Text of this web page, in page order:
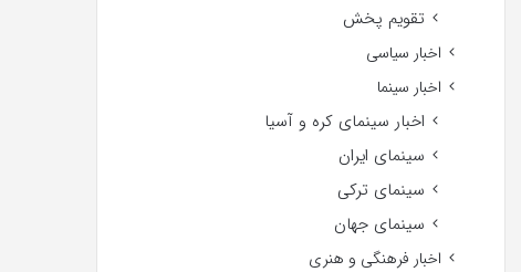
تقویم پخش
اخبار سیاسی
اخبار سینما
اخبار سینمای کره و آسیا
سینمای ایران
سینمای ترکی
سینمای جهان
اخبار فرهنگی و هنری